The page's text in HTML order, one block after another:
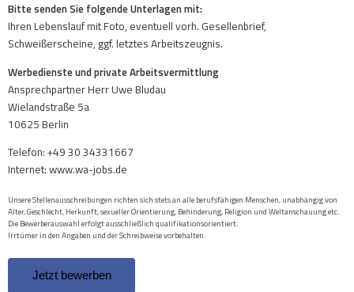
Bitte senden Sie folgende Unterlagen mit:
Ihren Lebenslauf mit Foto, eventuell vorh. Gesellenbrief,
Schweißerscheine, ggf. letztes Arbeitszeugnis.
Werbedienste und private Arbeitsvermittlung
Ansprechpartner Herr Uwe Bludau
Wielandstraße 5a
10625 Berlin
Telefon: +49 30 34331667
Internet: www.wa-jobs.de
Unsere Stellenausschreibungen richten sich stets an alle berufsfähigen Menschen, unabhängig von
Alter, Geschlecht, Herkunft, sexueller Orientierung, Behinderung, Religion und Weltanschauung etc.
Die Bewerberauswahl erfolgt ausschließlich qualifikationsorientiert.
Irrtümer in den Angaben und der Schreibweise vorbehalten.